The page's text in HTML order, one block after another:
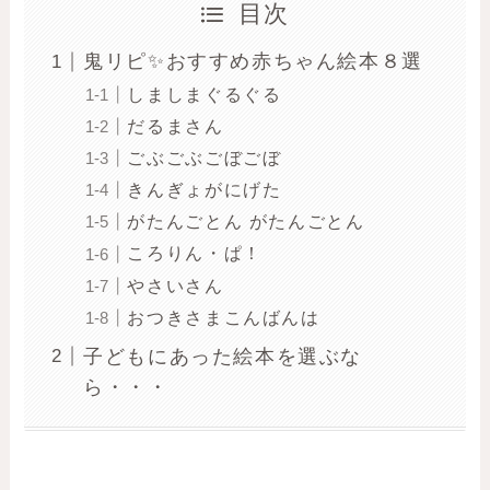
目次
鬼リピ✨おすすめ赤ちゃん絵本８選
しましまぐるぐる
だるまさん
ごぶごぶごぼごぼ
きんぎょがにげた
がたんごとん がたんごとん
ころりん・ぱ！
やさいさん
おつきさまこんばんは
子どもにあった絵本を選ぶな
ら・・・